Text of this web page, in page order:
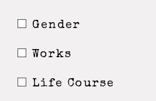
Gender
Works
Life Course